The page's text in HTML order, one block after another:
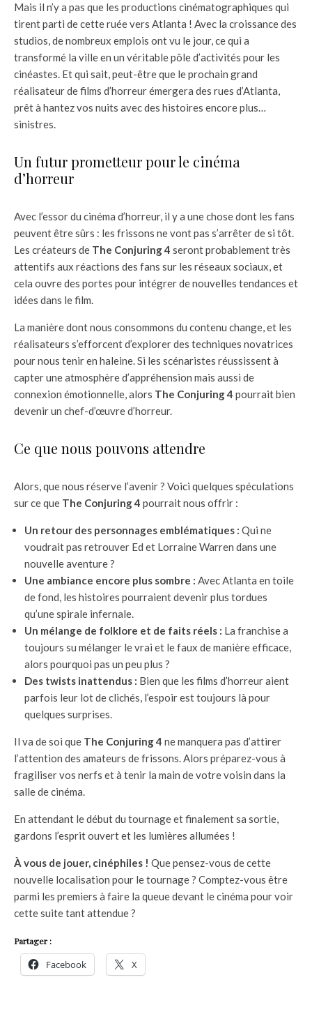
Mais il n’y a pas que les productions cinématographiques qui
tirent parti de cette ruée vers Atlanta ! Avec la croissance des
studios, de nombreux emplois ont vu le jour, ce qui a
transformé la ville en un véritable pôle d’activités pour les
cinéastes. Et qui sait, peut-être que le prochain grand
réalisateur de films d’horreur émergera des rues d’Atlanta,
prêt à hantez vos nuits avec des histoires encore plus…
sinistres.
Un futur prometteur pour le cinéma
d’horreur
Avec l’essor du cinéma d’horreur, il y a une chose dont les fans
peuvent être sûrs : les frissons ne vont pas s’arrêter de si tôt.
Les créateurs de The Conjuring 4 seront probablement très
attentifs aux réactions des fans sur les réseaux sociaux, et
cela ouvre des portes pour intégrer de nouvelles tendances et
idées dans le film.
La manière dont nous consommons du contenu change, et les
réalisateurs s’efforcent d’explorer des techniques novatrices
pour nous tenir en haleine. Si les scénaristes réussissent à
capter une atmosphère d’appréhension mais aussi de
connexion émotionnelle, alors The Conjuring 4 pourrait bien
devenir un chef-d’œuvre d’horreur.
Ce que nous pouvons attendre
Alors, que nous réserve l’avenir ? Voici quelques spéculations
sur ce que The Conjuring 4 pourrait nous offrir :
Un retour des personnages emblématiques : Qui ne
voudrait pas retrouver Ed et Lorraine Warren dans une
nouvelle aventure ?
Une ambiance encore plus sombre : Avec Atlanta en toile
de fond, les histoires pourraient devenir plus tordues
qu’une spirale infernale.
Un mélange de folklore et de faits réels : La franchise a
toujours su mélanger le vrai et le faux de manière efficace,
alors pourquoi pas un peu plus ?
Des twists inattendus : Bien que les films d’horreur aient
parfois leur lot de clichés, l’espoir est toujours là pour
quelques surprises.
Il va de soi que The Conjuring 4 ne manquera pas d’attirer
l’attention des amateurs de frissons. Alors préparez-vous à
fragiliser vos nerfs et à tenir la main de votre voisin dans la
salle de cinéma.
En attendant le début du tournage et finalement sa sortie,
gardons l’esprit ouvert et les lumières allumées !
À vous de jouer, cinéphiles ! Que pensez-vous de cette
nouvelle localisation pour le tournage ? Comptez-vous être
parmi les premiers à faire la queue devant le cinéma pour voir
cette suite tant attendue ?
Partager :
Facebook X